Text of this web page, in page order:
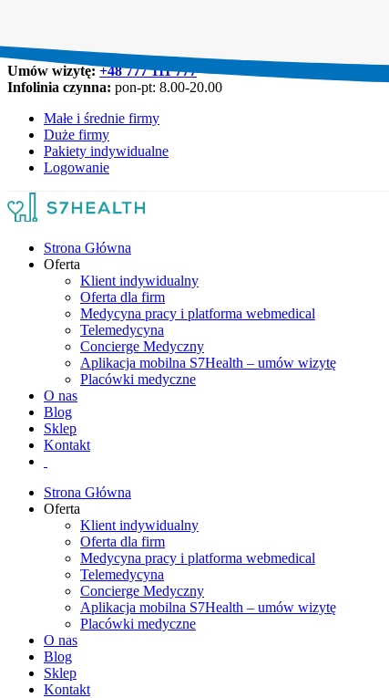
Umów wizytę:+48 777 111 777
Infolinia czynna: pon-pt: 8.00-20.00
Małe i średnie firmy
Duże firmy
Pakiety indywidualne
Logowanie
Strona Główna
Oferta
Klient indywidualny
Oferta dla firm
Medycyna pracy i platforma webmedical
Telemedycyna
Concierge Medyczny
Aplikacja mobilna S7Health – umów wizytę
Placówki medyczne
O nas
Blog
Sklep
Kontakt
Strona Główna
Oferta
Klient indywidualny
Oferta dla firm
Medycyna pracy i platforma webmedical
Telemedycyna
Concierge Medyczny
Aplikacja mobilna S7Health – umów wizytę
Placówki medyczne
O nas
Blog
Sklep
Kontakt